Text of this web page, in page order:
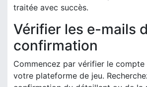
traitée avec succès.
Vérifier les e-mails
confirmation
Commencez par vérifier le compte
votre plateforme de jeu.